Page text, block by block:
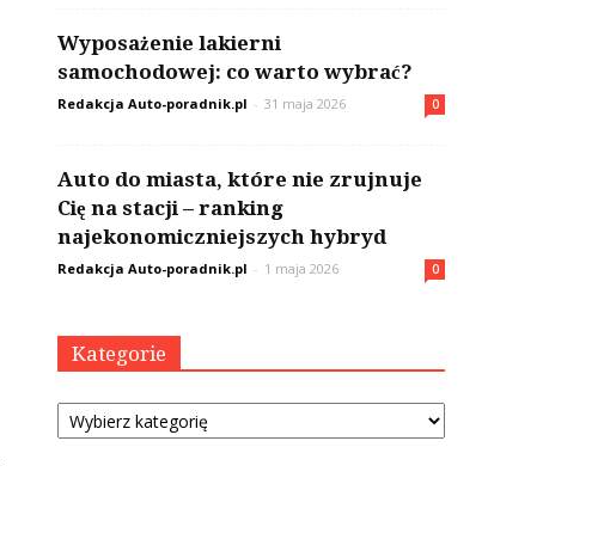
Wyposażenie lakierni
samochodowej: co warto wybrać?
Redakcja Auto-poradnik.pl - 31 maja 2026 0
Auto do miasta, które nie zrujnuje
Cię na stacji – ranking
najekonomiczniejszych hybryd
Redakcja Auto-poradnik.pl - 1 maja 2026 0
Kategorie
Kategorie